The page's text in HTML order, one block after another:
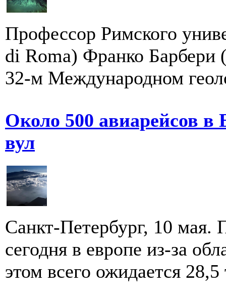
Профессор Римского
di Roma) Франко Барбери
32-м Международном
Около 500 авиарейсов в
вул
Санкт-Петербург, 10 мая.
сегодня в европе из-за
этом всего ожидается